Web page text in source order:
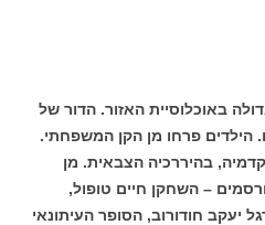
באוכלוסיית האזור. הדור של
הילדים פרחו מן הקן המשפחתי.
בהיררכיה הצבאית. מן
– השחקן חיים טופול,
יעקב חודורוב, הסופר העיתונאי